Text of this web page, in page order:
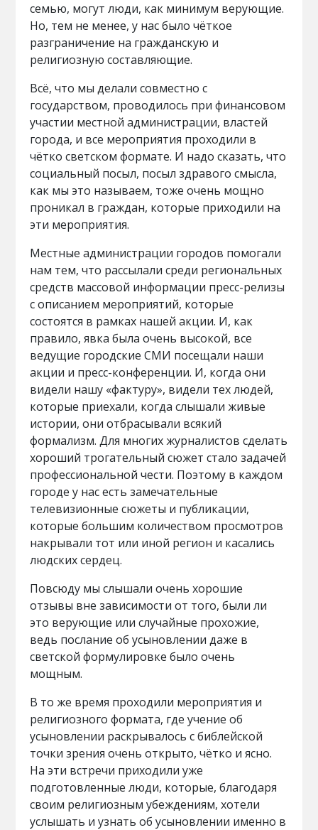
семью, могут люди, как минимум верующие.
Но, тем не менее, у нас было чёткое
разграничение на гражданскую и
религиозную составляющие.
Всё, что мы делали совместно с
государством, проводилось при финансовом
участии местной администрации, властей
города, и все мероприятия проходили в
чётко светском формате. И надо сказать, что
социальный посыл, посыл здравого смысла,
как мы это называем, тоже очень мощно
проникал в граждан, которые приходили на
эти мероприятия.
Местные администрации городов помогали
нам тем, что рассылали среди региональных
средств массовой информации пресс-релизы
с описанием мероприятий, которые
состоятся в рамках нашей акции. И, как
правило, явка была очень высокой, все
ведущие городские СМИ посещали наши
акции и пресс-конференции. И, когда они
видели нашу «фактуру», видели тех людей,
которые приехали, когда слышали живые
истории, они отбрасывали всякий
формализм. Для многих журналистов сделать
хороший трогательный сюжет стало задачей
профессиональной чести. Поэтому в каждом
городе у нас есть замечательные
телевизионные сюжеты и публикации,
которые большим количеством просмотров
накрывали тот или иной регион и касались
людских сердец.
Повсюду мы слышали очень хорошие
отзывы вне зависимости от того, были ли
это верующие или случайные прохожие,
ведь послание об усыновлении даже в
светской формулировке было очень
мощным.
В то же время проходили мероприятия и
религиозного формата, где учение об
усыновлении раскрывалось с библейской
точки зрения очень открыто, чётко и ясно.
На эти встречи приходили уже
подготовленные люди, которые, благодаря
своим религиозным убеждениям, хотели
услышать и узнать об усыновлении именно в